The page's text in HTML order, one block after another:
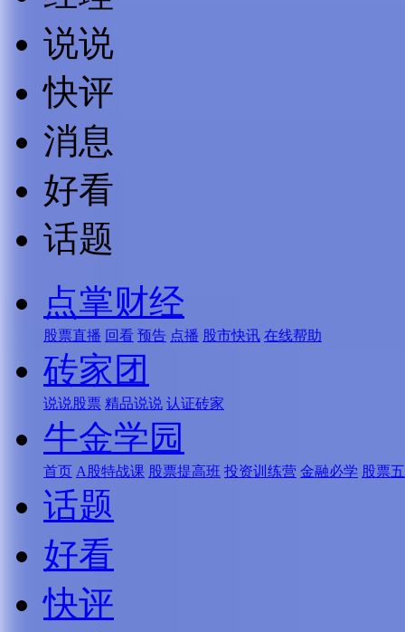
说说
快评
消息
好看
话题
点掌财经
股票直播 回看 预告 点播 股市快讯 在线帮助
砖家团
说说股票 精品说说 认证砖家
牛金学园
首页 A股特战课 股票提高班 投资训练营 金融必学 股票
话题
好看
快评